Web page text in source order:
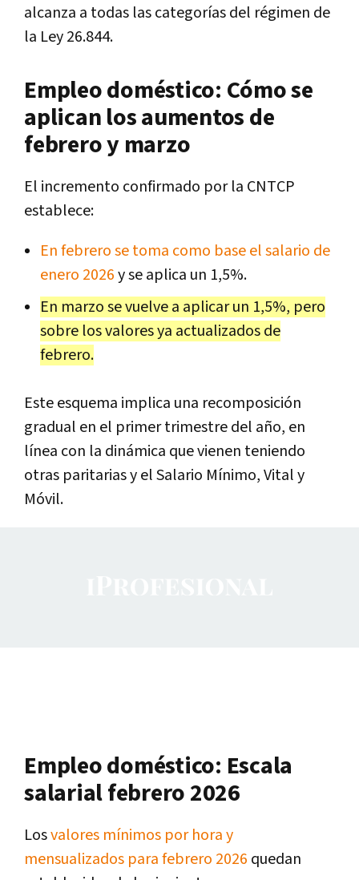
alcanza a todas las categorías del régimen de
la Ley 26.844.
Empleo doméstico: Cómo se
aplican los aumentos de
febrero y marzo
El incremento confirmado por la CNTCP
establece:
En febrero se toma como base el salario de
enero 2026y se aplica un 1,5%.
En marzo se vuelve a aplicar un 1,5%, pero
sobre los valores ya actualizados de
febrero.
Este esquema implica una recomposición
gradual en el primer trimestre del año, en
línea con la dinámica que vienen teniendo
otras paritarias y el Salario Mínimo, Vital y
Móvil.
Empleo doméstico: Escala
salarial febrero 2026
Losvalores mínimos por hora y
mensualizados para febrero 2026 quedan